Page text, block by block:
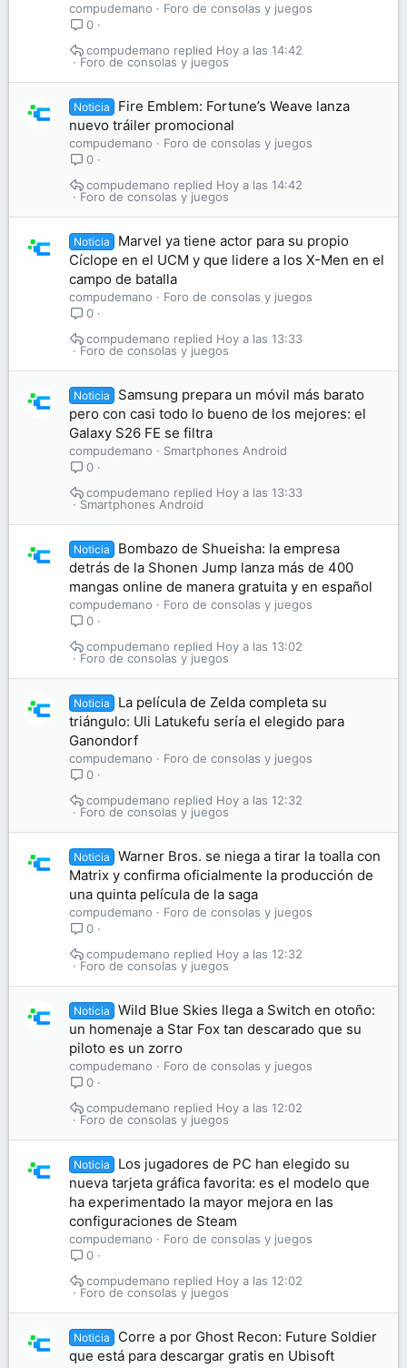
compudemano
Foro de consolas y juegos
0
Foro de consolas y juegos
Hoy a las 14:42
compudemano
Noticia
Fire Emblem: Fortune’s Weave lanza
nuevo tráiler promocional
compudemano
Foro de consolas y juegos
0
Foro de consolas y juegos
Hoy a las 14:42
compudemano
Noticia
Marvel ya tiene actor para su propio
Cíclope en el UCM y que lidere a los X-Men en el
campo de batalla
compudemano
Foro de consolas y juegos
0
Foro de consolas y juegos
Hoy a las 13:33
compudemano
Noticia
Samsung prepara un móvil más barato
pero con casi todo lo bueno de los mejores: el
Galaxy S26 FE se filtra
compudemano
Smartphones Android
0
Smartphones Android
Hoy a las 13:33
compudemano
Noticia
Bombazo de Shueisha: la empresa
detrás de la Shonen Jump lanza más de 400
mangas online de manera gratuita y en español
compudemano
Foro de consolas y juegos
0
Foro de consolas y juegos
Hoy a las 13:02
compudemano
Noticia
La película de Zelda completa su
triángulo: Uli Latukefu sería el elegido para
Ganondorf
compudemano
Foro de consolas y juegos
0
Foro de consolas y juegos
Hoy a las 12:32
compudemano
Noticia
Warner Bros. se niega a tirar la toalla con
Matrix y confirma oficialmente la producción de
una quinta película de la saga
compudemano
Foro de consolas y juegos
0
Foro de consolas y juegos
Hoy a las 12:32
compudemano
Noticia
Wild Blue Skies llega a Switch en otoño:
un homenaje a Star Fox tan descarado que su
piloto es un zorro
compudemano
Foro de consolas y juegos
0
Foro de consolas y juegos
Hoy a las 12:02
compudemano
Noticia
Los jugadores de PC han elegido su
nueva tarjeta gráfica favorita: es el modelo que
ha experimentado la mayor mejora en las
configuraciones de Steam
compudemano
Foro de consolas y juegos
0
Foro de consolas y juegos
Hoy a las 12:02
compudemano
Noticia
Corre a por Ghost Recon: Future Soldier
que está para descargar gratis en Ubisoft